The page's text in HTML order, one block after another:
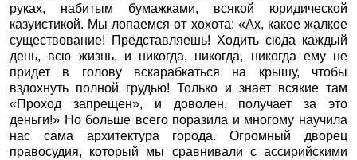
руках, набитым бумажками, всякой юридической
казуистикой. Мы лопаемся от хохота: «Ах, какое жалкое
существование! Представляешь! Ходить сюда каждый
день, всю жизнь, и никогда, никогда, никогда ему не
придет в голову вскарабкаться на крышу, чтобы
вздохнуть полной грудью! Только и знает всякие там
«Проход запрещен», и доволен, получает за это
деньги!» Но больше всего поразила и многому научила
нас сама архитектура города. Огромный дворец
правосудия, который мы сравнивали с ассирийскими